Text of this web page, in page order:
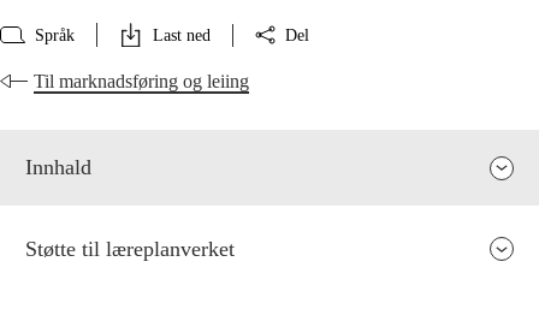
Språk Last ned Del
Til marknadsføring og leiing
Innhald
Støtte til læreplanverket